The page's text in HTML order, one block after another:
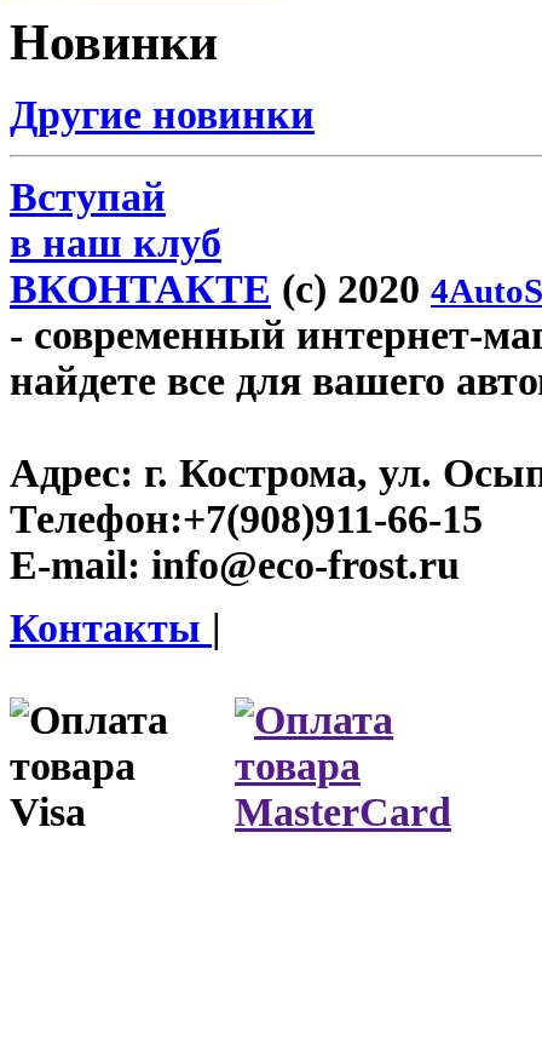
Новинки
Другие новинки
Вступай
в наш клуб
ВКОНТАКТЕ (c) 2020
- современный интернет-
найдете все для вашего
Адрес: г. Кострома, ул.
Телефон:+7(908)911-66-15
E-mail: info@eco-frost.ru
Контакты |